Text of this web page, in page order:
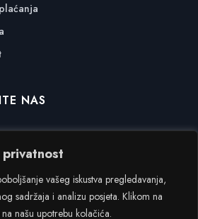
privatnost
vašeg iskustva pregledavanja,
sadržaja i analizu posjeta. Klikom na
našu upotrebu kolačića.
NAS